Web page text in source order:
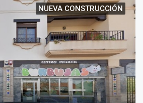
NUEVA CONSTRUCCIÓN